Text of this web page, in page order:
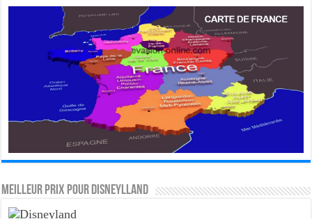
MEILLEUR PRIX POUR DISNEYLLAND